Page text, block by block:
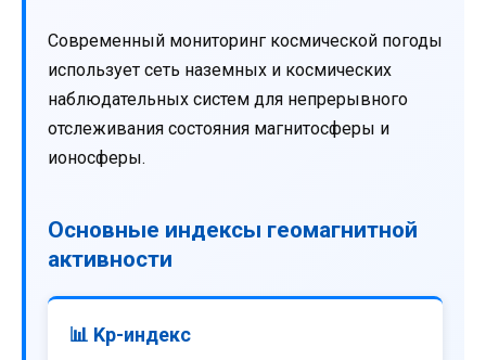
Современный мониторинг космической погоды
использует сеть наземных и космических
наблюдательных систем для непрерывного
отслеживания состояния магнитосферы и
ионосферы.
Основные индексы геомагнитной
активности
📊 Kp-индекс